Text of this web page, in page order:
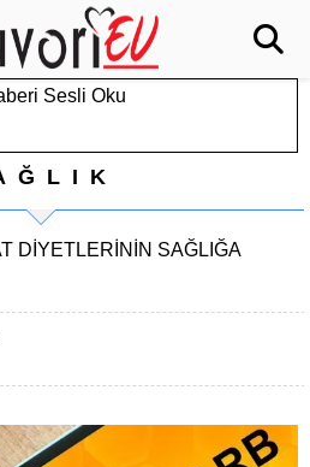
Sesli Oku
DIYETLERININ SAĞLIĞA